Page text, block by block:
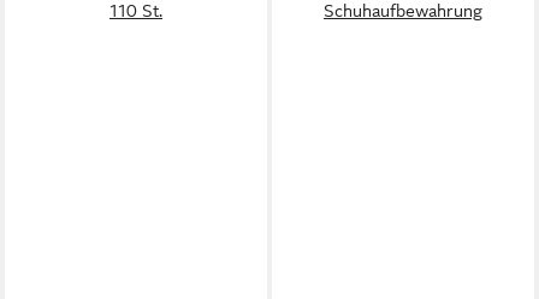
110 St.
Schuhaufbewahrung